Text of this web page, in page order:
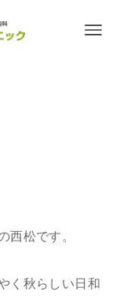
松です。
く秋らしい日和